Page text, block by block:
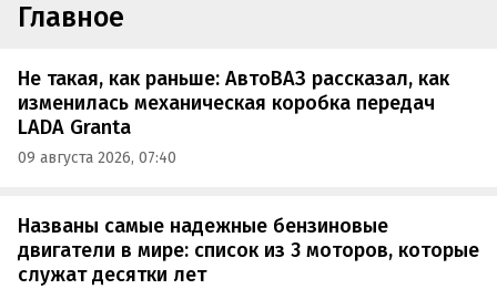
Главное
Не такая, как раньше: АвтоВАЗ рассказал, как
изменилась механическая коробка передач
LADA Granta
09 августа 2026, 07:40
Названы самые надежные бензиновые
двигатели в мире: список из 3 моторов, которые
служат десятки лет